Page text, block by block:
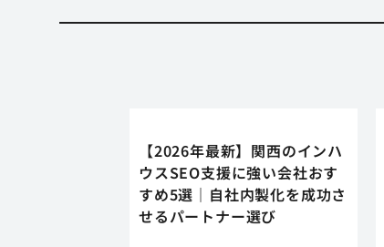
【2026年最新】関西のインハ
ウスSEO支援に強い会社おす
すめ5選｜自社内製化を成功さ
せるパートナー選び